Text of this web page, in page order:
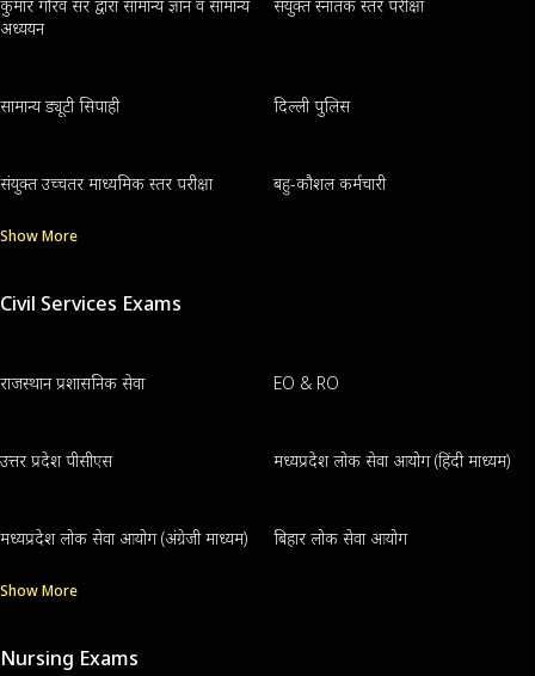
कुमार गौरव सर द्वारा सामान्य ज्ञान व सामान्य
अध्ययन
संयुक्त स्नातक स्तर परीक्षा
सामान्य ड्यूटी सिपाही दिल्ली पुलिस
संयुक्त उच्चतर माध्यमिक स्तर परीक्षा बहु-कौशल कर्मचारी
Show More
Civil Services Exams
राजस्थान प्रशासनिक सेवा EO & RO
उत्तर प्रदेश पीसीएस मध्यप्रदेश लोक सेवा आयोग (हिंदी माध्यम)
मध्यप्रदेश लोक सेवा आयोग (अंग्रेजी माध्यम) बिहार लोक सेवा आयोग
Show More
Nursing Exams